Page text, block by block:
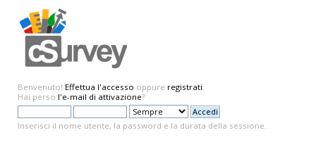
Benvenuto! Effettua l'accesso oppure registrati.
Hai perso l'e-mail di attivazione?
Inserisci il nome utente, la password e la durata della sessione.